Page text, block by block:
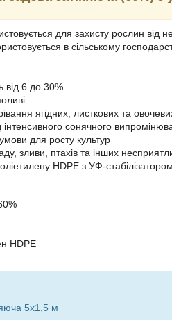
для захисту рослин від
в сільському
від 6 до 30%
ягідних, листкових та
сонячного
для росту культур
зливи, птахів та інших
HDPE з УФ-стабілізатором
HDPE
5х1,5 м